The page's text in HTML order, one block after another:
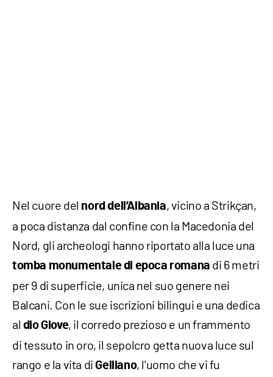
Nel cuore del nord dell’Albania, vicino a Strikçan,
a poca distanza dal confine con la Macedonia del
Nord, gli archeologi hanno riportato alla luce una
tomba monumentale di epoca romana di 6 metri
per 9 di superficie, unica nel suo genere nei
Balcani. Con le sue iscrizioni bilingui e una dedica
al dio Giove, il corredo prezioso e un frammento
di tessuto in oro, il sepolcro getta nuova luce sul
rango e la vita di Gelliano, l'uomo che vi fu